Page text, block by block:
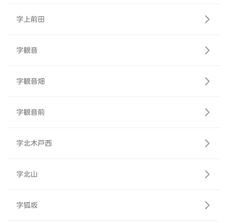
字上前田
字観音
字観音畑
字観音前
字北木戸西
字北山
字狐坂